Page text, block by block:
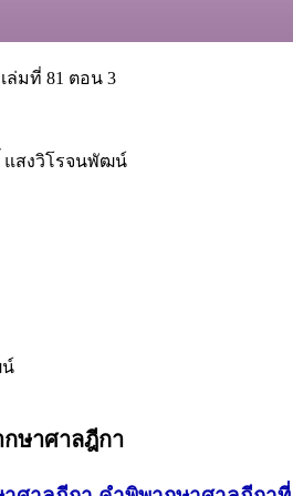
ล่มที่ 81 ตอน 3
แสงวิโรจนพัฒน์
น์
ษาศาลฎีกา